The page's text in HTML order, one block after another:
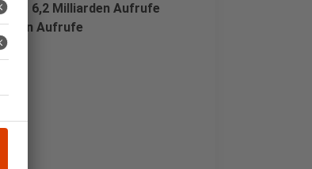
6,2 Milliarden Aufrufe
Aufrufe